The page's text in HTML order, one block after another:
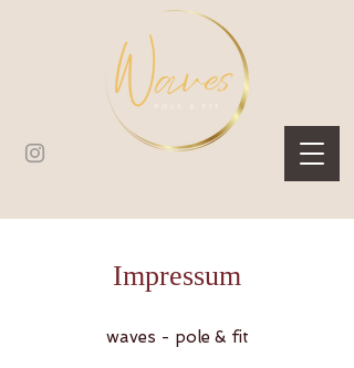
Impressum
waves - pole & fit